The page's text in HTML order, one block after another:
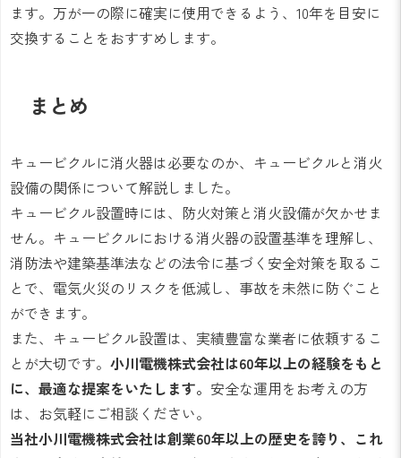
ます。万が一の際に確実に使用できるよう、10年を目安に
交換することをおすすめします。
まとめ
キュービクルに消火器は必要なのか、キュービクルと消火
設備の関係について解説しました。
キュービクル設置時には、防火対策と消火設備が欠かせま
せん。キュービクルにおける消火器の設置基準を理解し、
消防法や建築基準法などの法令に基づく安全対策を取るこ
とで、電気火災のリスクを低減し、事故を未然に防ぐこと
ができます。
また、キュービクル設置は、実績豊富な業者に依頼するこ
とが大切です。 小川電機株式会社は60年以上の経験をもと
に、最適な提案をいたします。 安全な運用をお考えの方
は、お気軽にご相談ください。
当社小川電機株式会社は創業60年以上の歴史を誇り、これ